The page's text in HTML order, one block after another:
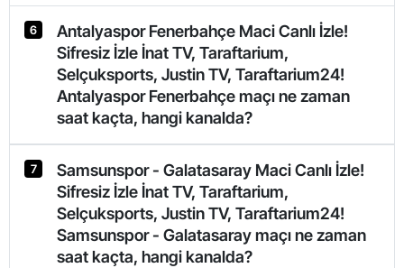
6
Antalyaspor Fenerbahçe Maci Canlı İzle!
Sifresiz İzle İnat TV, Taraftarium,
Selçuksports, Justin TV, Taraftarium24!
Antalyaspor Fenerbahçe maçı ne zaman
saat kaçta, hangi kanalda?
7
Samsunspor - Galatasaray Maci Canlı İzle!
Sifresiz İzle İnat TV, Taraftarium,
Selçuksports, Justin TV, Taraftarium24!
Samsunspor - Galatasaray maçı ne zaman
saat kaçta, hangi kanalda?